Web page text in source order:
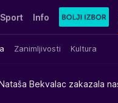
Sport Info
Zanimljivosti Kultura
Bekvalac zakazala